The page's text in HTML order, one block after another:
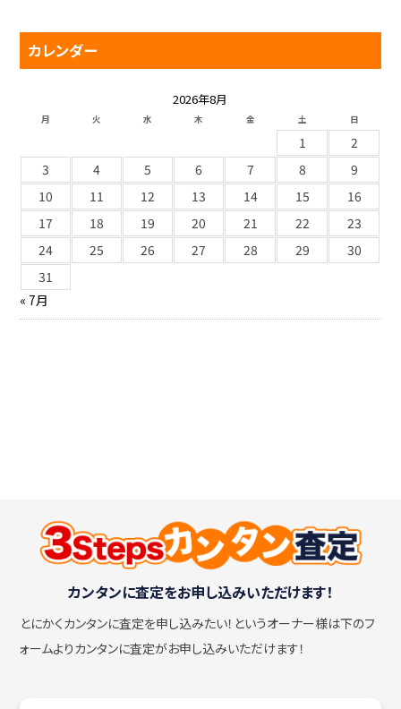
カレンダー
2026年8月
月 火 水 木 金 土 日
1
2
3
4 5 6 7 8
9
10
11 12 13 14 15
16
17
18 19 20 21 22
23
24
25 26 27 28 29
30
31
« 7月
カンタンに査定をお申し込みいただけます！
とにかくカンタンに査定を申し込みたい！ というオーナー様は下のフ
ォームよりカンタンに査定がお申し込みいただけます！